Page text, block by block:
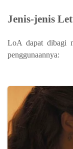
Jenis-jenis
LoA dapat dibagi
penggunaannya: